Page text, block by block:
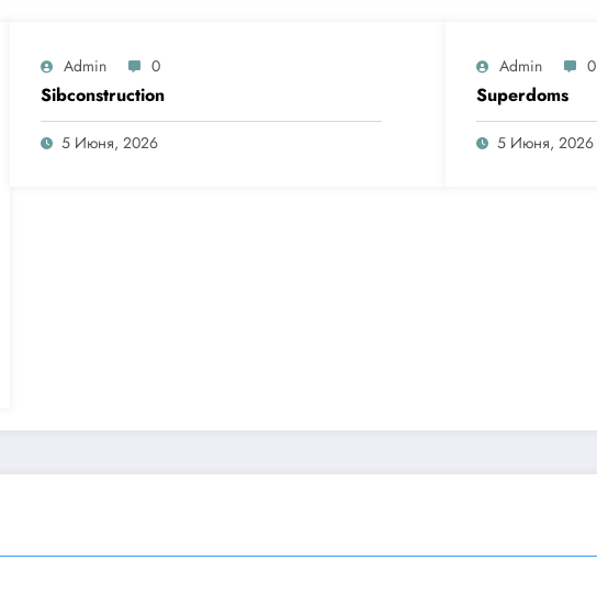
Admin 0
Sibconstruction
5 Июня, 2026
Admin 0
Superdoms
5 Июня, 2026